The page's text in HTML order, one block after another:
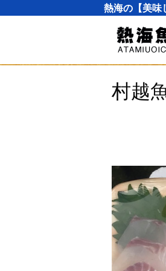
熱海の【美
村越